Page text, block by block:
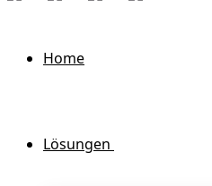
Home
Lösungen